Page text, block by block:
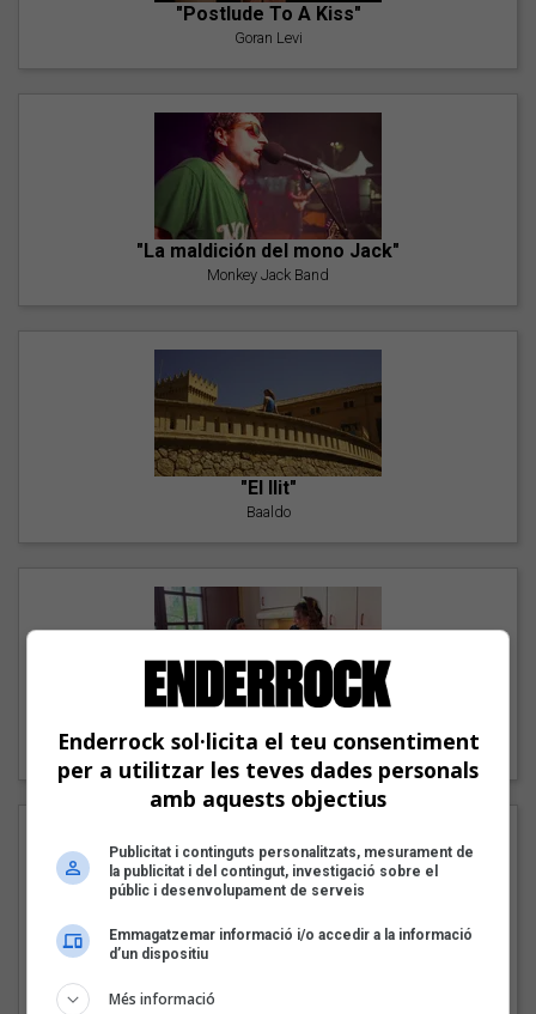
"Postlude To A Kiss"
Goran Levi
"La maldición del mono Jack"
Monkey Jack Band
"El llit"
Baaldo
Carmen y María
Enderrock sol·licita el teu consentiment
per a utilitzar les teves dades personals
amb aquests objectius
Publicitat i continguts personalitzats, mesurament de
la publicitat i del contingut, investigació sobre el
públic i desenvolupament de serveis
Emmagatzemar informació i/o accedir a la informació
d’un dispositiu
Més informació